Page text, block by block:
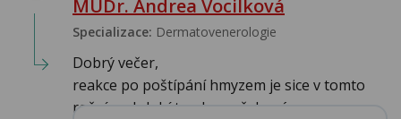
MUDr. Andrea Vocilková
Specializace: Dermatovenerologie
Dobrý večer,
reakce po poštípání hmyzem je sice v tomto
ročním období trochu nečekaná, a...